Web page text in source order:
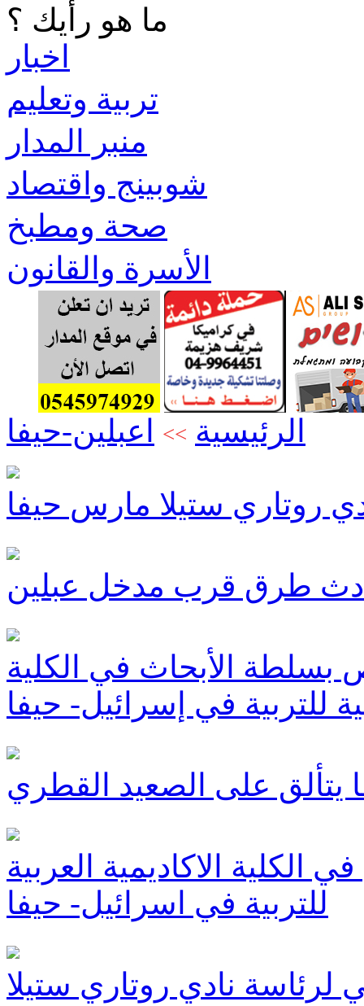
ما هو رأيك ؟
اخبار
تربية وتعليم
منبر المدار
شوبينج واقتصاد
صحة ومطبخ
الأسرة والقانون
الرئيسية >> اعبلين-حيفا
روتاري ستيلا مارس حيفا
طرق قرب مدخل عبلين
بسلطة الأبحاث في الكلية
للتربية في إسرائيل- حيفا
يتألق على الصعيد القطري
الكلية الاكاديمية العربية
للتربية في اسرائيل- حيفا
لرئاسة نادي روتاري ستيلا